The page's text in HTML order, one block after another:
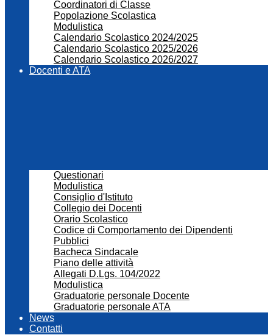
Coordinatori di Classe
Popolazione Scolastica
Modulistica
Calendario Scolastico 2024/2025
Calendario Scolastico 2025/2026
Calendario Scolastico 2026/2027
Docenti e ATA
Questionari
Modulistica
Consiglio d'Istituto
Collegio dei Docenti
Orario Scolastico
Codice di Comportamento dei Dipendenti
Pubblici
Bacheca Sindacale
Piano delle attività
Allegati D.Lgs. 104/2022
Modulistica
Graduatorie personale Docente
Graduatorie personale ATA
News
Contatti